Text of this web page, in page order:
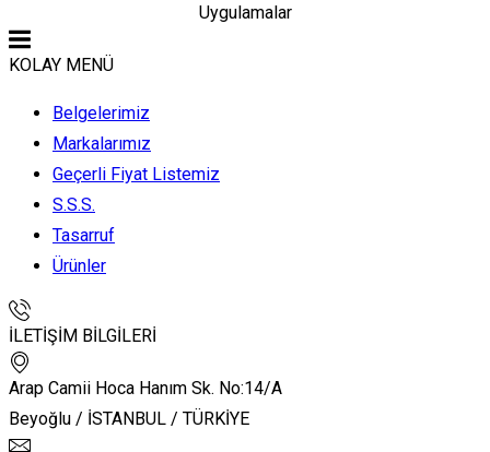
Uygulamalar
KOLAY MENÜ
Belgelerimiz
Markalarımız
Geçerli Fiyat Listemiz
S.S.S.
Tasarruf
Ürünler
İLETİŞİM BİLGİLERİ
Arap Camii Hoca Hanım Sk. No:14/A
Beyoğlu / İSTANBUL / TÜRKİYE